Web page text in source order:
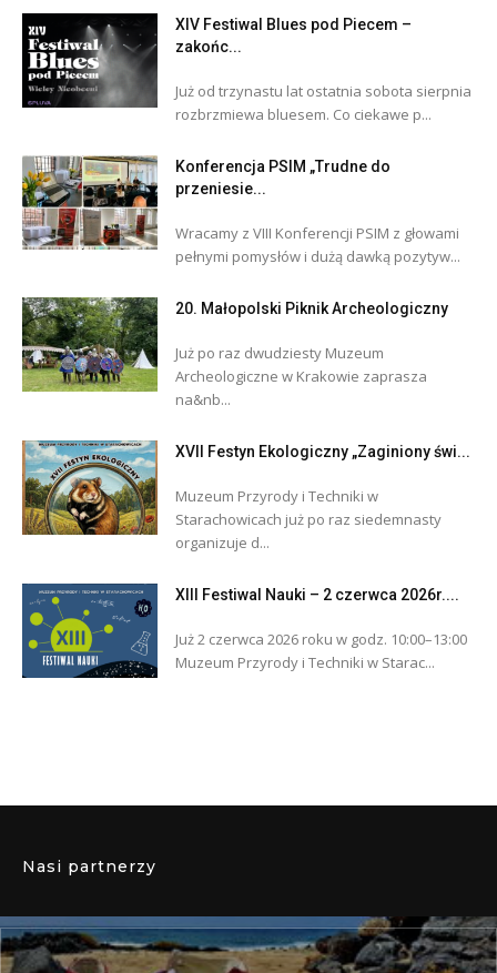
XIV Festiwal Blues pod Piecem –
zakońc...
Już od trzynastu lat ostatnia sobota sierpnia
rozbrzmiewa bluesem. Co ciekawe p...
Konferencja PSIM „Trudne do
przeniesie...
Wracamy z VIII Konferencji PSIM z głowami
pełnymi pomysłów i dużą dawką pozytyw...
20. Małopolski Piknik Archeologiczny
Już po raz dwudziesty Muzeum
Archeologiczne w Krakowie zaprasza
na&nb...
XVII Festyn Ekologiczny „Zaginiony świ...
Muzeum Przyrody i Techniki w
Starachowicach już po raz siedemnasty
organizuje d...
XIII Festiwal Nauki – 2 czerwca 2026r....
Już 2 czerwca 2026 roku w godz. 10:00–13:00
Muzeum Przyrody i Techniki w Starac...
Nasi partnerzy